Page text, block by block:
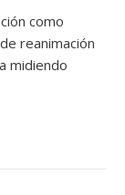
como
reanimación
midiendo